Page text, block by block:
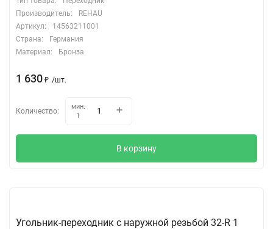
Производитель:
REHAU
Артикул:
14563211001
Страна:
Германия
Материал:
Бронза
1 630 ₽ /шт.
Количество:
мин.
1
В корзину
Угольник-переходник с наружной резьбой 32-R 1